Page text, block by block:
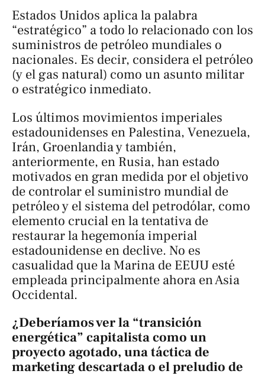
Estados Unidos aplica la palabra
“estratégico” a todo lo relacionado con los
suministros de petróleo mundiales o
nacionales. Es decir, considera el petróleo
(y el gas natural) como un asunto militar
o estratégico inmediato.
Los últimos movimientos imperiales
estadounidenses en Palestina, Venezuela,
Irán, Groenlandia y también,
anteriormente, en Rusia, han estado
motivados en gran medida por el objetivo
de controlar el suministro mundial de
petróleo y el sistema del petrodólar, como
elemento crucial en la tentativa de
restaurar la hegemonía imperial
estadounidense en declive. No es
casualidad que la Marina de EEUU esté
empleada principalmente ahora en Asia
Occidental.
¿Deberíamos ver la “transición
energética” capitalista como un
proyecto agotado, una táctica de
marketing descartada o el preludio de